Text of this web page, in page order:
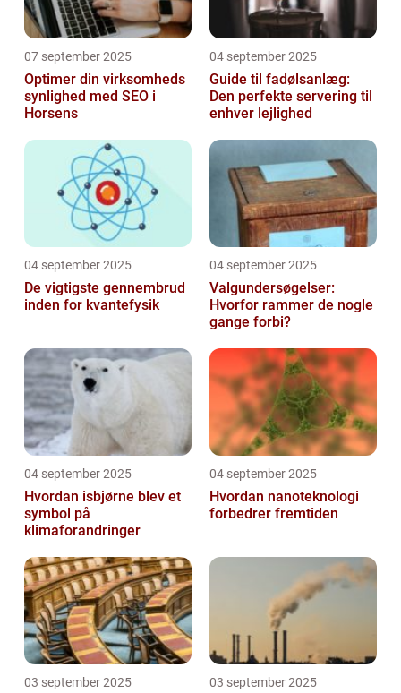
07 september 2025
Optimer din virksomheds
synlighed med SEO i
Horsens
04 september 2025
Guide til fadølsanlæg:
Den perfekte servering til
enhver lejlighed
04 september 2025
De vigtigste gennembrud
inden for kvantefysik
04 september 2025
Valgundersøgelser:
Hvorfor rammer de nogle
gange forbi?
04 september 2025
Hvordan isbjørne blev et
symbol på
klimaforandringer
04 september 2025
Hvordan nanoteknologi
forbedrer fremtiden
03 september 2025 03 september 2025